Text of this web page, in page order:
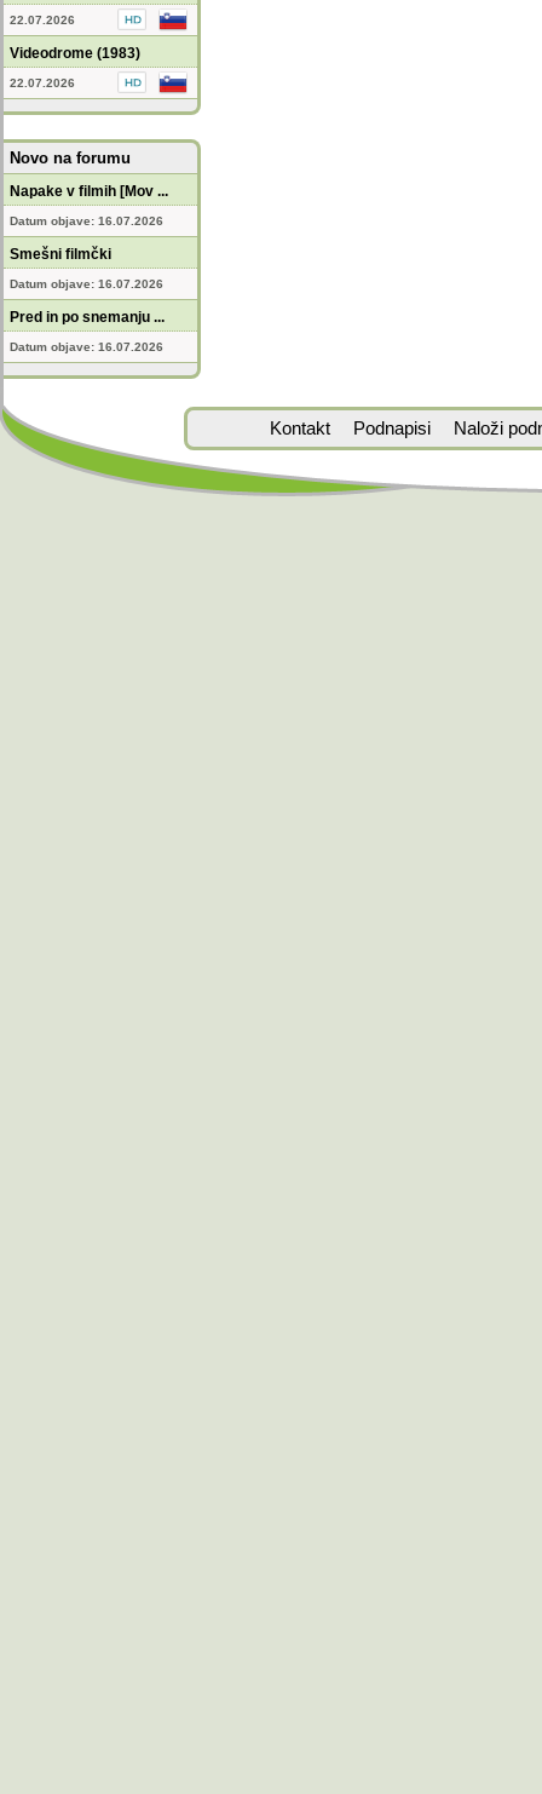
22.07.2026
Videodrome (1983)
22.07.2026
Novo na forumu
Napake v filmih [Mov ...
Datum objave: 16.07.2026
Smešni filmčki
Datum objave: 16.07.2026
Pred in po snemanju ...
Datum objave: 16.07.2026
Kontakt Podnapisi Naloži